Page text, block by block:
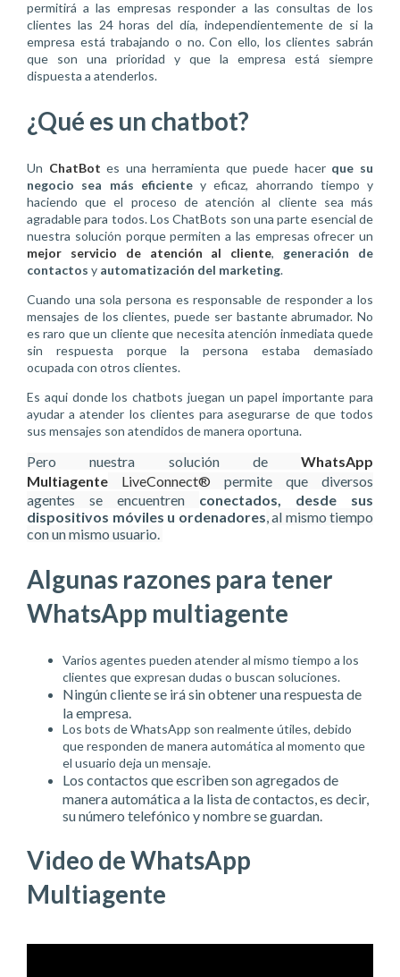
permitirá a las empresas responder a las consultas de los
clientes las 24 horas del día, independientemente de si la
empresa está trabajando o no. Con ello, los clientes sabrán
que son una prioridad y que la empresa está siempre
dispuesta a atenderlos.
¿Qué es un chatbot?
Un ChatBot es una herramienta que puede hacer que su
negocio sea más eficientey eficaz, ahorrando tiempo y
haciendo que el proceso de atención al cliente sea más
agradable para todos. Los ChatBots son una parte esencial de
nuestra solución porque permiten a las empresas ofrecer un
mejor servicio de atención al cliente, generación de
contactos y automatización del marketing.
Cuando una sola persona es responsable de responder a los
mensajes de los clientes, puede ser bastante abrumador. No
es raro que un cliente que necesita atención inmediata quede
sin respuesta porque la persona estaba demasiado
ocupada con otros clientes.
Es aqui donde los chatbots juegan un papel importante para
ayudar a atender los clientes para asegurarse de que todos
sus mensajes son atendidos de manera oportuna.
Pero nuestra solución de WhatsApp
Multiagente
LiveConnect® permite que diversos
agentes se encuentren conectados, desde sus
dispositivos móviles u ordenadores, al mismo tiempo
con un mismo usuario.
Algunas razones para tener
WhatsApp multiagente
Varios agentes pueden atender al mismo tiempo a los
clientes que expresan dudas o buscan soluciones.
Ningún cliente se irá sin obtener una respuesta de
la empresa.
Los bots de WhatsApp son realmente útiles, debido
que responden de manera automática al momento que
el usuario deja un mensaje.
Los contactos que escriben son agregados de
manera automática a la lista de contactos, es decir,
su número telefónico y nombre se guardan.
Video de WhatsApp
Multiagente